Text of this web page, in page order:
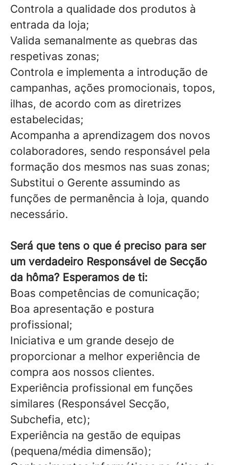
Controla a qualidade dos produtos à
entrada da loja;
Valida semanalmente as quebras das
respetivas zonas;
Controla e implementa a introdução de
campanhas, ações promocionais, topos,
ilhas, de acordo com as diretrizes
estabelecidas;
Acompanha a aprendizagem dos novos
colaboradores, sendo responsável pela
formação dos mesmos nas suas zonas;
Substitui o Gerente assumindo as
funções de permanência à loja, quando
necessário.
Será que tens o que é preciso para ser
um verdadeiro Responsável de Secção
da hôma? Esperamos de ti:
Boas competências de comunicação;
Boa apresentação e postura
profissional;
Iniciativa e um grande desejo de
proporcionar a melhor experiência de
compra aos nossos clientes.
Experiência profissional em funções
similares (Responsável Secção,
Subchefia, etc);
Experiência na gestão de equipas
(pequena/média dimensão);